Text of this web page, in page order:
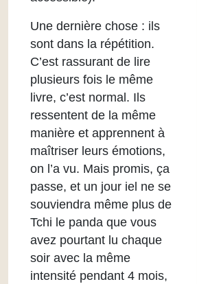
Une dernière chose : ils
sont dans la répétition.
C’est rassurant de lire
plusieurs fois le même
livre, c’est normal. Ils
ressentent de la même
manière et apprennent à
maîtriser leurs émotions,
on l’a vu. Mais promis, ça
passe, et un jour iel ne se
souviendra même plus de
Tchi le panda que vous
avez pourtant lu chaque
soir avec la même
intensité pendant 4 mois,